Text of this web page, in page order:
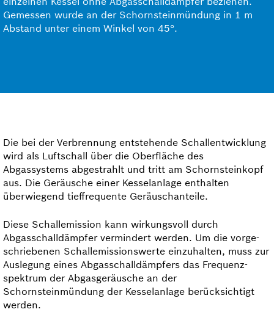
Gemessen wurde an der Schornsteinmündung in 1 m
Abstand unter einem Winkel von 45°.
Die bei der Verbrennung entstehende Schallentwicklung
wird als Luftschall über die Oberfläche des
Abgassystems abgestrahlt und tritt am Schornsteinkopf
aus. Die Geräusche einer Kesselanlage enthalten
überwiegend tieffrequente Geräuschanteile.
Diese Schallemission kann wirkungsvoll durch
Abgasschalldämpfer vermindert werden. Um die vorge­
schrie­benen Schallemissionswerte einzuhalten, muss zur
Auslegung eines Abgasschalldämpfers das Frequenz­
spektrum der Abgasgeräusche an der
Schornsteinmündung der Kesselanlage berücksichtigt
werden.